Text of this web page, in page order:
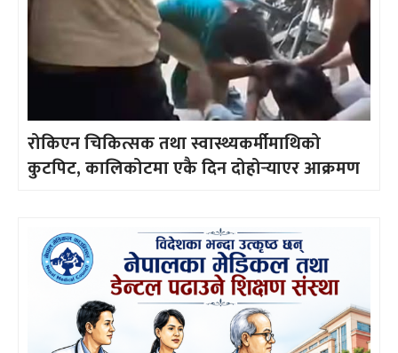
रोकिएन चिकित्सक तथा स्वास्थ्यकर्मीमाथिको
कुटपिट, कालिकोटमा एकै दिन दोहोर्‍याएर आक्रमण